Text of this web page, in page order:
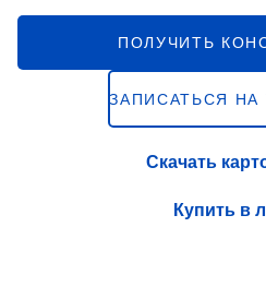
ПОЛУЧИТЬ
ЗАПИСАТЬСЯ НА
Скачать
Купить в